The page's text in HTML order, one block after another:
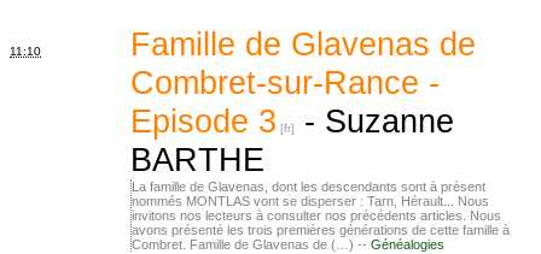
11:10
Famille de Glavenas de
Combret-sur-Rance -
Episode 3
- Suzanne
BARTHE
La famille de Glavenas, dont les descendants sont à présent
nommés MONTLAS vont se disperser : Tarn, Hérault... Nous
invitons nos lecteurs à consulter nos précédents articles. Nous
avons présenté les trois premières générations de cette famille à
Combret. Famille de Glavenas de (…) -- Généalogies